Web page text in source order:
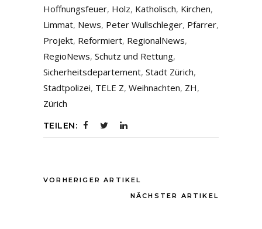
Hoffnungsfeuer, Holz, Katholisch, Kirchen,
Limmat, News, Peter Wullschleger, Pfarrer,
Projekt, Reformiert, RegionalNews,
RegioNews, Schutz und Rettung,
Sicherheitsdepartement, Stadt Zürich,
Stadtpolizei, TELE Z, Weihnachten, ZH,
Zürich
TEILEN:
VORHERIGER ARTIKEL
NÄCHSTER ARTIKEL